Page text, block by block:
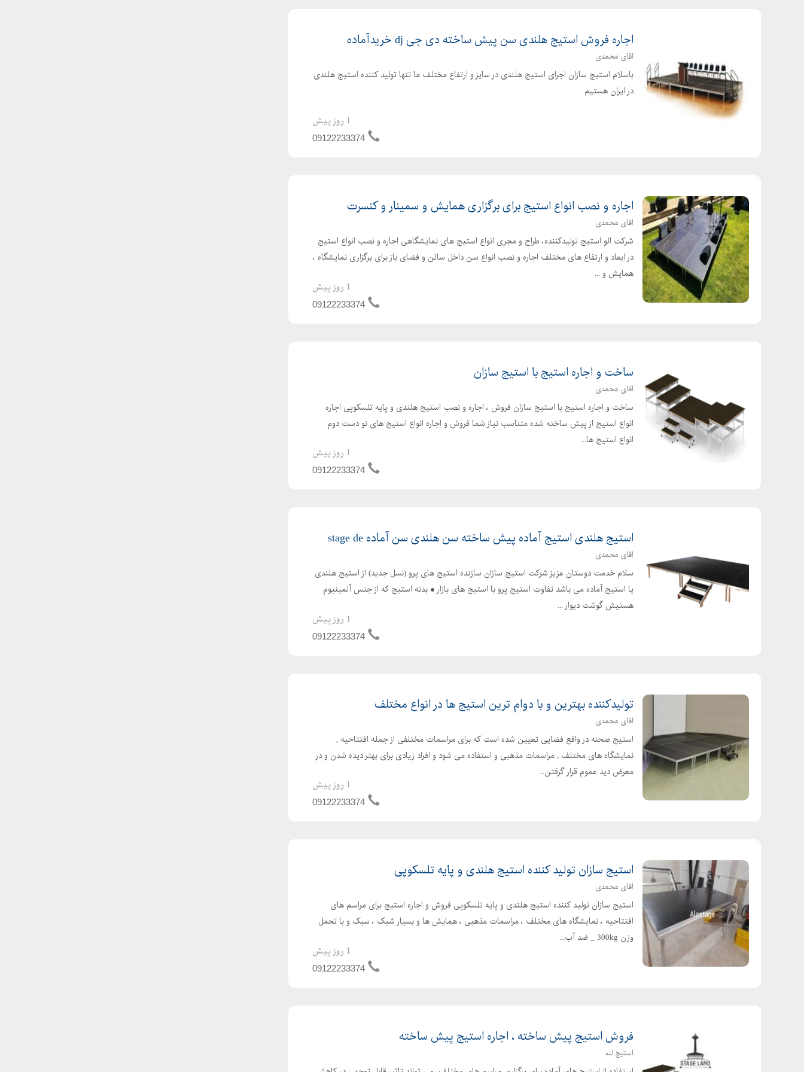
جزء اصلی: شکر، رنگ‌های خوراکی
خرید سوغات یزد
خرید شیرینی یزدی
شهد باقلوا استانبولی
شیرینی خشک کنجدی
شیرینی کنجدی بدون فر
شیرینی لوز
شیرینی لوز چیست
صفحه بعد
طرز تهیه باقلوا رولی
طرز تهیه باقلوا کیکی
طرز تهیه پشمک چوبی با دستگاه
طرز تهیه پشمک چوبی در قابلمه
طرز تهیه پشمک خانگی آپارات
طرز تهیه قطاب کرمانی
طرز تهیه قطاب گردویی
طرز تهیه قطاب یزدی
طرز تهیه کیک یزدی حاج خلیفه
طرز تهیه لوز پسته قالبی
طرز تهیه نان برنجی
طرز تهیه نان برنجی با پیمانه
طرز تهیه نان برنجی بدون فر
طرز تهیه نان برنجی عربی
طرز تهيه كيك يزدي اصل يزد
عکس سوغات یزد
فرق بادام منقا با بادام معمولی
فروش بادام منقا
فوت و فن قطاب
فیلم طرز تهیه پشمک خانگی
کالری لوز بادام
کالری لوز یزدی
اجاره فروش استیج هلندی سن پیش ساخته دی جی dj خریدآماده
اقای محمدی
باسلام استیج سازان اجرای استیج هلندی در سایز و ارتفاع مختلف ما تنها تولید کننده استیج هلندی
در ایران هستیم .
1 روز پیش
09122233374
اجاره و نصب انواع استیج برای برگزاری همایش و سمینار و کنسرت
اقای محمدی
شرکت الو استیج تولیدکننده، طراح و مجری انواع استیج های نمایشگاهی اجاره و نصب انواع استیج
در ابعاد و ارتفاع های مختلف اجاره و نصب انواع سن داخل سالن و فضای باز برای برگزاری نمایشگاه ،
همایش و ...
1 روز پیش
09122233374
ساخت و اجاره استیج با استیج سازان
اقای محمدی
ساخت و اجاره استیج با استیج سازان فروش ، اجاره و نصب استیج هلندی و پایه تلسکوپی اجاره
انواع استیج از پیش ساخته شده متناسب نیاز شما فروش و اجاره انواع استیج های نو دست دوم
انواع استیج ها...
1 روز پیش
09122233374
استیج هلندی استیج آماده پیش ساخته سن هلندی سن آماده stage de
اقای محمدی
سلام خدمت دوستان عزیز شرکت استیج سازان سازنده استیج های پرو (نسل جدید) از استیج هلندی
یا استیج آماده می باشد تفاوت استیج پرو با استیج های بازار ● بدنه استیج که از جنس آلمینیوم
هستیش گوشت دیوار ...
1 روز پیش
09122233374
تولیدکننده بهترین و با دوام ترین استیج ها در انواع مختلف
اقای محمدی
استیج صحنه در واقع فضایی تعیین شده است که برای مراسمات مختلفی از جمله افتتاحیه ,
نمایشگاه های مختلف , مراسمات مذهبی و استفاده می شود و افراد زیادی برای بهتر دیده شدن و در
معرض دید عموم قرار گرفتن...
1 روز پیش
09122233374
استیج سازان تولید کننده استیج هلندی و پایه تلسکوپی
اقای محمدی
استیج سازان تولید کننده استیج هلندی و پایه تلسکوپی فروش و اجاره استیج برای مراسم های
افتتاحیه ، نمایشگاه های مختلف ، مراسمات مذهبی ، همایش ها و بسیار شیک ، سبک و با تحمل
وزن 300kg _ ضد آب...
1 روز پیش
09122233374
فروش استیج پیش ساخته ، اجاره استیج پیش ساخته
استیج لند